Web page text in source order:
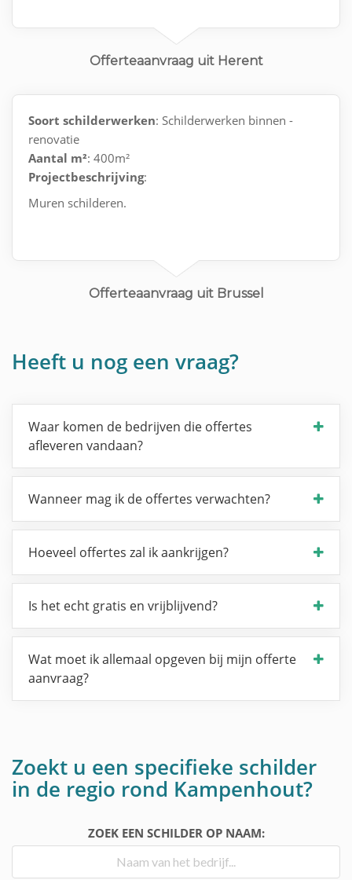
Offerteaanvraag uit Herent
Soort schilderwerken: Schilderwerken binnen -
renovatie
Aantal m²: 400m²
Projectbeschrijving:
Muren schilderen.
Offerteaanvraag uit Brussel
Heeft u nog een vraag?
Waar komen de bedrijven die offertes
afleveren vandaan?
Wanneer mag ik de offertes verwachten?
Hoeveel offertes zal ik aankrijgen?
Is het echt gratis en vrijblijvend?
Wat moet ik allemaal opgeven bij mijn offerte
aanvraag?
Zoekt u een specifieke schilder
in de regio rond Kampenhout?
ZOEK EEN SCHILDER OP NAAM: